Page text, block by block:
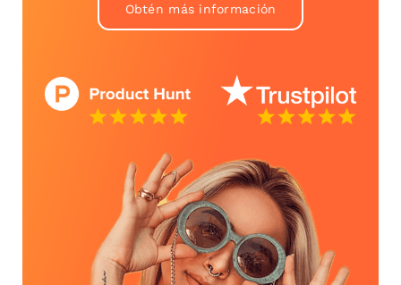
Obtén más información